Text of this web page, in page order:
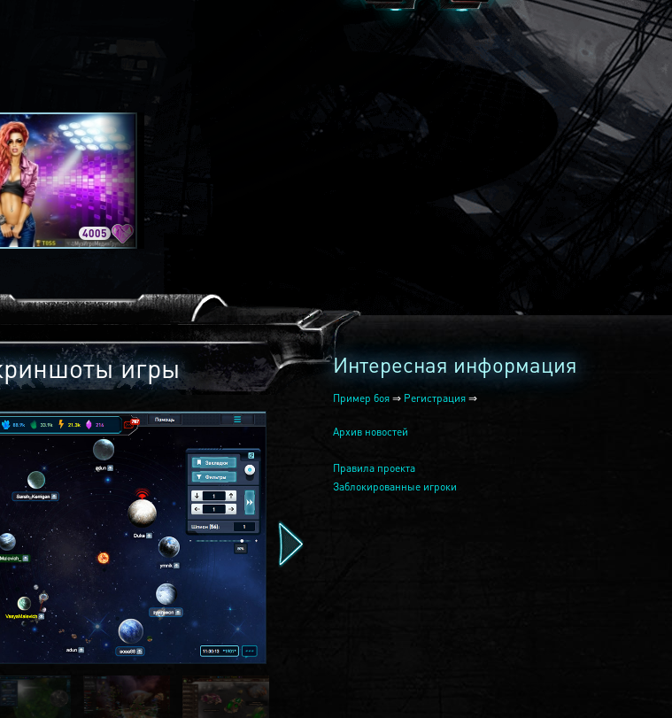
4005 2240
игры Интересная информация
Пример боя ⇒ Регистрация ⇒
Архив новостей
Правила проекта
Заблокированные игроки